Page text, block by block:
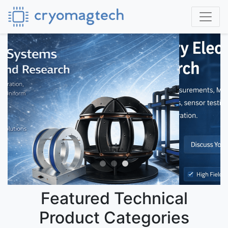
Featured Technical
Product Categories